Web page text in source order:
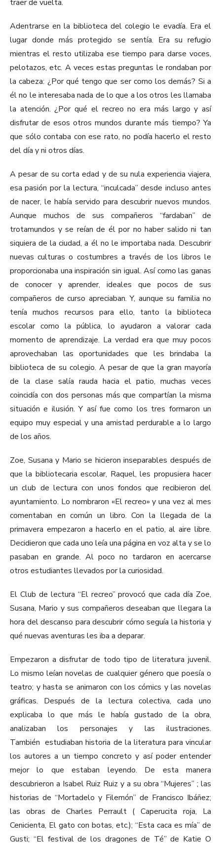
traer de vuelta.
Adentrarse en la biblioteca del colegio le evadía. Era el
lugar donde más protegido se sentía. Era su refugio
mientras el resto utilizaba ese tiempo para darse voces,
pelotazos, etc. A veces estas preguntas le rondaban por
la cabeza: ¿Por qué tengo que ser como los demás? Si a
él no le interesaba nada de lo que a los otros les llamaba
la atención. ¿Por qué el recreo no era más largo y así
disfrutar de esos otros mundos durante más tiempo? Ya
que sólo contaba con ese rato, no podía hacerlo el resto
del día y ni otros días.
A pesar de su corta edad y de su nula experiencia viajera,
esa pasión por la lectura, “inculcada” desde incluso antes
de nacer, le había servido para descubrir nuevos mundos.
Aunque muchos de sus compañeros “fardaban” de
trotamundos y se reían de él por no haber salido ni tan
siquiera de la ciudad, a él no le importaba nada. Descubrir
nuevas culturas o costumbres a través de los libros le
proporcionaba una inspiración sin igual. Así como las ganas
de conocer y aprender, ideales que pocos de sus
compañeros de curso apreciaban. Y, aunque su familia no
tenía muchos recursos para ello, tanto la biblioteca
escolar como la pública, lo ayudaron a valorar cada
momento de aprendizaje. La verdad era que muy pocos
aprovechaban las oportunidades que les brindaba la
biblioteca de su colegio. A pesar de que la gran mayoría
de la clase salía rauda hacia el patio, muchas veces
coincidía con dos personas más que compartían la misma
situación e ilusión. Y así fue como los tres formaron un
equipo muy especial y una amistad perdurable a lo largo
de los años.
Zoe, Susana y Mario se hicieron inseparables después de
que la bibliotecaria escolar, Raquel, les propusiera hacer
un club de lectura con unos fondos que recibieron del
ayuntamiento. Lo nombraron «El recreo» y una vez al mes
comentaban en común un libro. Con la llegada de la
primavera empezaron a hacerlo en el patio, al aire libre.
Decidieron que cada uno leía una página en voz alta y se lo
pasaban en grande. Al poco no tardaron en acercarse
otros estudiantes llevados por la curiosidad.
El Club de lectura “El recreo” provocó que cada día Zoe,
Susana, Mario y sus compañeros deseaban que llegara la
hora del descanso para descubrir cómo seguía la historia y
qué nuevas aventuras les iba a deparar.
Empezaron a disfrutar de todo tipo de literatura juvenil.
Lo mismo leían novelas de cualquier género que poesía o
teatro; y hasta se animaron con los cómics y las novelas
gráficas. Después de la lectura colectiva, cada uno
explicaba lo que más le había gustado de la obra,
analizaban los personajes y las ilustraciones.
También estudiaban historia de la literatura para vincular
los autores a un tiempo concreto y así poder entender
mejor lo que estaban leyendo. De esta manera
descubrieron a Isabel Ruiz Ruiz y a su obra “Mujeres” ; las
historias de “Mortadelo y Filemón” de Francisco Ibáñez;
las obras de Charles Perrault ( Caperucita roja, La
Cenicienta, El gato con botas, etc.); “Esta caca es mía” de
Gusti; “El festival de los dragones de Té” de Katie O